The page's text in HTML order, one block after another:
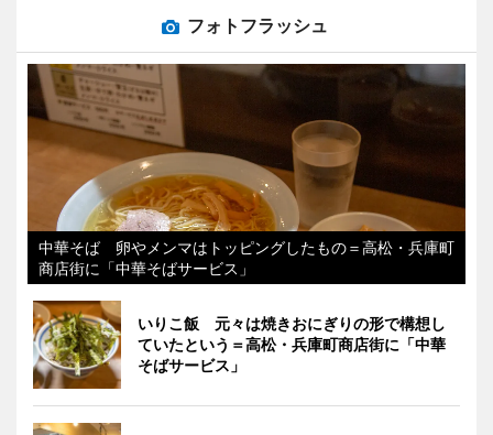
フォトフラッシュ
中華そば 卵やメンマはトッピングしたもの＝高松・兵庫町
商店街に「中華そばサービス」
いりこ飯 元々は焼きおにぎりの形で構想し
ていたという＝高松・兵庫町商店街に「中華
そばサービス」